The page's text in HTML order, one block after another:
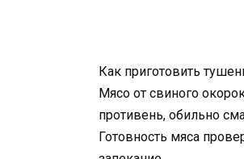
Как приготовить
Мясо от свиного
противень, обильно
Готовность мяса